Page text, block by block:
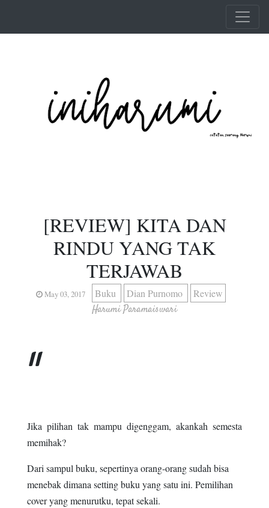
[REVIEW] KITA DAN
RINDU YANG TAK
TERJAWAB
May 03, 2017 Buku Dian Purnomo Review
Harumi Paramaiswari
Jika pilihan tak mampu digenggam, akankah semesta
memihak?
Dari sampul buku, sepertinya orang-orang sudah bisa
menebak dimana setting buku yang satu ini. Pemilihan
cover yang menurutku, tepat sekali.